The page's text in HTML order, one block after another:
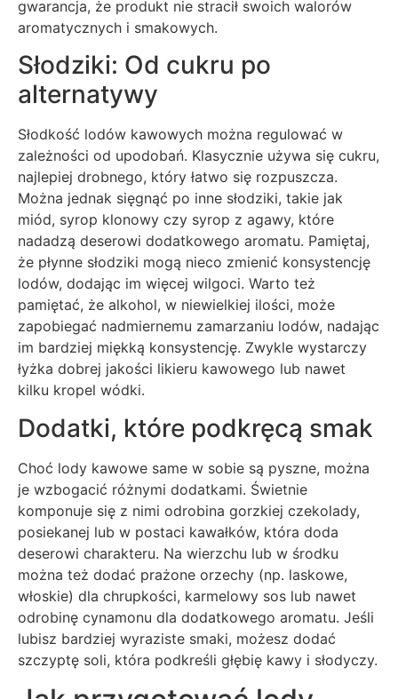
gwarancja, że produkt nie stracił swoich walorów
aromatycznych i smakowych.
Słodziki: Od cukru po
alternatywy
Słodkość lodów kawowych można regulować w
zależności od upodobań. Klasycznie używa się cukru,
najlepiej drobnego, który łatwo się rozpuszcza.
Można jednak sięgnąć po inne słodziki, takie jak
miód, syrop klonowy czy syrop z agawy, które
nadadzą deserowi dodatkowego aromatu. Pamiętaj,
że płynne słodziki mogą nieco zmienić konsystencję
lodów, dodając im więcej wilgoci. Warto też
pamiętać, że alkohol, w niewielkiej ilości, może
zapobiegać nadmiernemu zamarzaniu lodów, nadając
im bardziej miękką konsystencję. Zwykle wystarczy
łyżka dobrej jakości likieru kawowego lub nawet
kilku kropel wódki.
Dodatki, które podkręcą smak
Choć lody kawowe same w sobie są pyszne, można
je wzbogacić różnymi dodatkami. Świetnie
komponuje się z nimi odrobina gorzkiej czekolady,
posiekanej lub w postaci kawałków, która doda
deserowi charakteru. Na wierzchu lub w środku
można też dodać prażone orzechy (np. laskowe,
włoskie) dla chrupkości, karmelowy sos lub nawet
odrobinę cynamonu dla dodatkowego aromatu. Jeśli
lubisz bardziej wyraziste smaki, możesz dodać
szczyptę soli, która podkreśli głębię kawy i słodyczy.